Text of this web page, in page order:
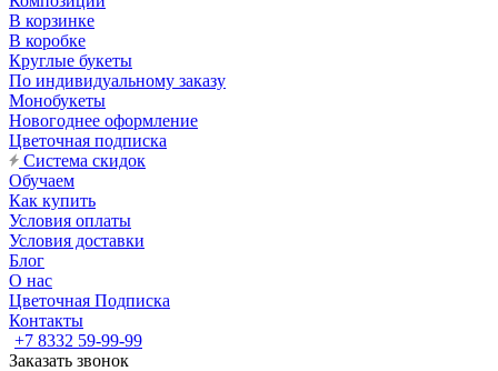
В корзинке
В коробке
Круглые букеты
По индивидуальному заказу
Монобукеты
Новогоднее оформление
Цветочная подписка
Система скидок
Обучаем
Как купить
Условия оплаты
Условия доставки
Блог
О нас
Цветочная Подписка
Контакты
+7 8332 59-99-99
Заказать звонок